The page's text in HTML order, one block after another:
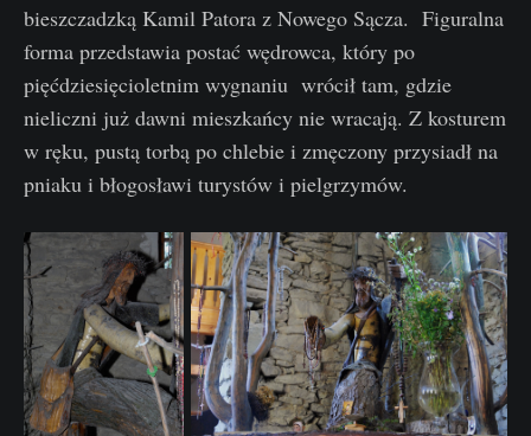
bieszczadzką Kamil Patora z Nowego Sącza. Figuralna
forma przedstawia postać wędrowca, który po
pięćdziesięcioletnim wygnaniu wrócił tam, gdzie
nieliczni już dawni mieszkańcy nie wracają. Z kosturem
w ręku, pustą torbą po chlebie i zmęczony przysiadł na
pniaku i błogosławi turystów i pielgrzymów.